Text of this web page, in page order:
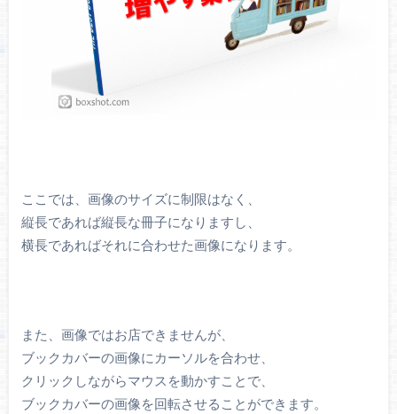
ここでは、画像のサイズに制限はなく、
縦長であれば縦長な冊子になりますし、
横長であればそれに合わせた画像になります。
また、画像ではお店できませんが、
ブックカバーの画像にカーソルを合わせ、
クリックしながらマウスを動かすことで、
ブックカバーの画像を回転させることができます。